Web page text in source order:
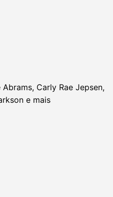
Carly Rae Jepsen,
e mais